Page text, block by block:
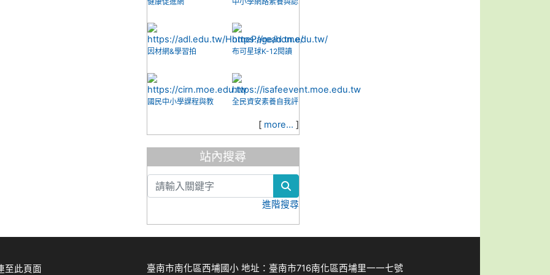
因材網&學習拍
布可星球K-12閱讀
國民中小學課程與教
全民資安素養自我評
[ more... ]
站內搜尋
進階搜尋
臺南市南化區西埔國小 地址：臺南市716南化區西埔里一一七號